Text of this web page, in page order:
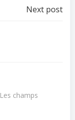
Next post
Les champs